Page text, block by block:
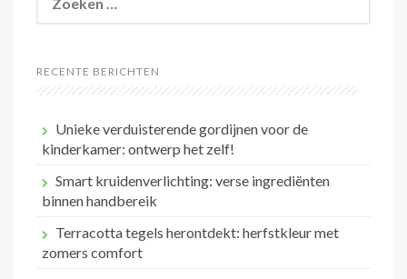
naar:
RECENTE BERICHTEN
Unieke verduisterende gordijnen voor de
kinderkamer: ontwerp het zelf!
Smart kruidenverlichting: verse ingrediënten
binnen handbereik
Terracotta tegels herontdekt: herfstkleur met
zomers comfort